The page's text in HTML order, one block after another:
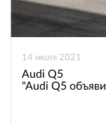
14 июля 2021
Audi Q5
"Audi Q5